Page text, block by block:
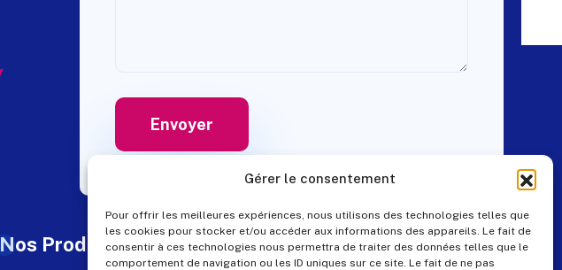
Gérer le consentement
Pour offrir les meilleures expériences, nous utilisons des technologies telles que
les cookies pour stocker et/ou accéder aux informations des appareils. Le fait de
consentir à ces technologies nous permettra de traiter des données telles que le
comportement de navigation ou les ID uniques sur ce site. Le fait de ne pas
Nos Produits Contact